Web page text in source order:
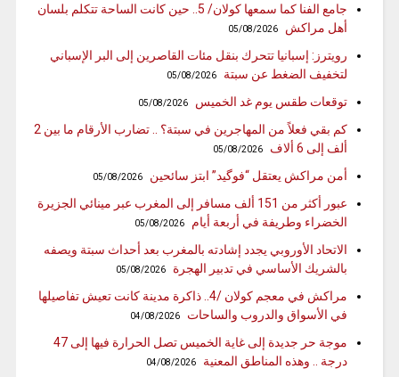
جامع الفنا كما سمعها كولان/ 5.. حين كانت الساحة تتكلم بلسان
أهل مراكش
05/08/2026
رويترز: إسبانيا تتحرك بنقل مئات القاصرين إلى البر الإسباني
لتخفيف الضغط عن سبتة
05/08/2026
توقعات طقس يوم غد الخميس 05/08/2026
كم بقي فعلاً من المهاجرين في سبتة؟ .. تضارب الأرقام ما بين 2
ألف إلى 6 ألاف
05/08/2026
أمن مراكش يعتقل “فوگيد” ابتز سائحين 05/08/2026
عبور أكثر من 151 ألف مسافر إلى المغرب عبر مينائي الجزيرة
الخضراء وطريفة في أربعة أيام
05/08/2026
الاتحاد الأوروبي يجدد إشادته بالمغرب بعد أحداث سبتة ويصفه
بالشريك الأساسي في تدبير الهجرة
05/08/2026
مراكش في معجم كولان /4.. ذاكرة مدينة كانت تعيش تفاصيلها
في الأسواق والدروب والساحات
04/08/2026
موجة حر جديدة إلى غاية الخميس تصل الحرارة فيها إلى 47
درجة .. وهذه المناطق المعنية
04/08/2026